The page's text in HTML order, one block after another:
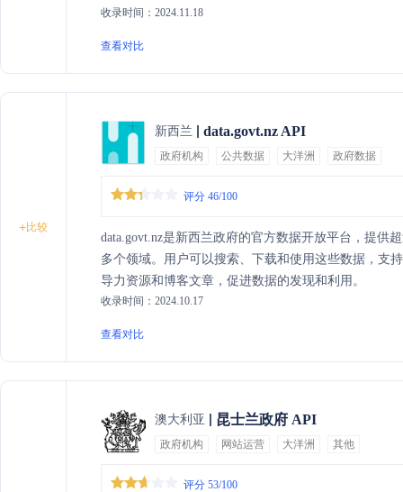
收录时间：2024.11.18
查看对比
+比较
新西兰 data.govt.nz API
政府机构 公共数据 大洋洲 政府数据
评分 46/100
data.govt.nz是新西兰政府的官方数据开放平台，提供
多个领域。用户可以搜索、下载和使用这些数据，支
导力资源和博客文章，促进数据的发现和利用。
收录时间：2024.10.17
查看对比
澳大利亚 昆士兰政府 API
政府机构 网站运营 大洋洲 其他
评分 53/100